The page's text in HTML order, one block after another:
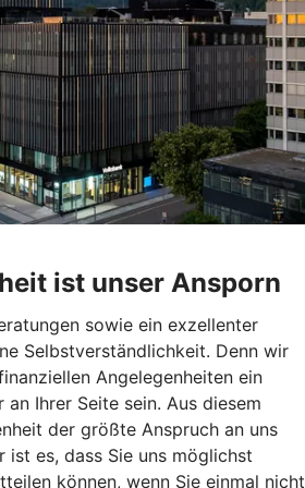
ist unser Ansporn
sowie ein exzellenter
Selbstverständlichkeit. Denn wir
Angelegenheiten ein
Ihrer Seite sein. Aus diesem
der größte Anspruch an uns
ist es, dass Sie uns möglichst
können, wenn Sie einmal nicht